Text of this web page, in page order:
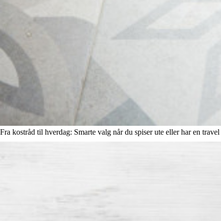
Fra kostråd til hverdag: Smarte valg når du spiser ute eller har en travel